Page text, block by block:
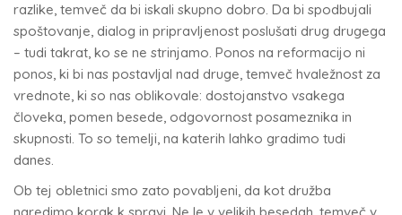
razlike, temveč da bi iskali skupno dobro. Da bi spodbujali
spoštovanje, dialog in pripravljenost poslušati drug drugega
– tudi takrat, ko se ne strinjamo. Ponos na reformacijo ni
ponos, ki bi nas postavljal nad druge, temveč hvaležnost za
vrednote, ki so nas oblikovale: dostojanstvo vsakega
človeka, pomen besede, odgovornost posameznika in
skupnosti. To so temelji, na katerih lahko gradimo tudi
danes.
Ob tej obletnici smo zato povabljeni, da kot družba